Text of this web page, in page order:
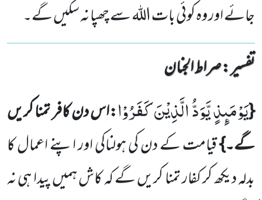
جائے اور وہ کوئی بات اللہ سے چھپا نہ سکیں گے۔
تفسیر : ‎صراط الجنان
{یَوْمَىٕذٍ یَّوَدُّ الَّذِیْنَ كَفَرُوْا:اس دن کافر تمنا کریں
گے۔}قیامت کے دن کی ہولناکی اور اپنے اعمال کا
بدلہ دیکھ کر کفار تمنا کریں گے کہ کاش ہمیں پیدا ہی نہ